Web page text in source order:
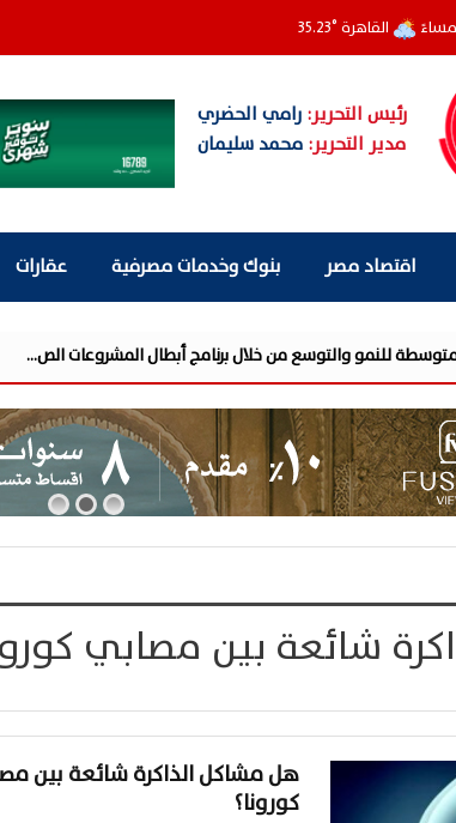
القاهرة°
35.23
رئيس التحرير:رامي الحضري
مدير التحرير: محمد سليمان
اقتصاد مصر بنوك وخدمات مصرفية عقارات
شائعة بين مصابي
هل مشاكل الذاكرة شائعة بين
كورونا؟